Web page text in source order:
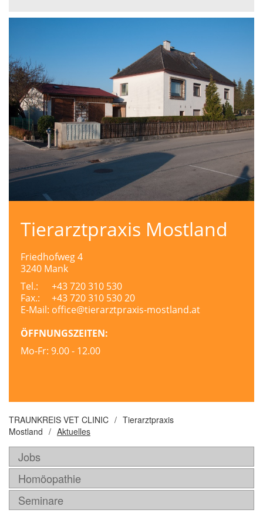
Tierarztpraxis Mostland
Friedhofweg 4
3240 Mank
Tel.:
+43 720 310 530
Fax.:
+43 720 310 530 20
E-Mail: office@tierarztpraxis-mostland.at
ÖFFNUNGSZEITEN:
Mo-Fr: 9.00 - 12.00
TRAUNKREIS VET CLINIC / Tierarztpraxis
Mostland / Aktuelles
Jobs
Homöopathie
Seminare